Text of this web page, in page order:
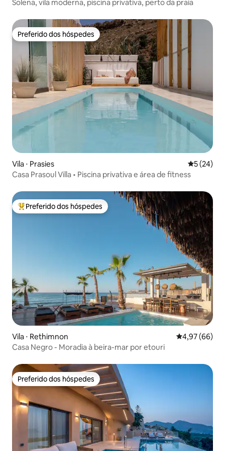
Solena, vila moderna, piscina privativa, perto da praia
Preferido dos hóspedes
Preferido dos hóspedes
Vila ⋅ Prasies 5 de uma
5 (24)
Casa Prasoul Villa • Piscina privativa e área de fitness
Entre os melhores preferidos dos hóspedes
Preferido dos hóspedes
Vila ⋅ Rethimnon 4,97 de uma
4,97 (66)
Casa Negro - Moradia à beira-mar por etouri
Preferido dos hóspedes
Preferido dos hóspedes